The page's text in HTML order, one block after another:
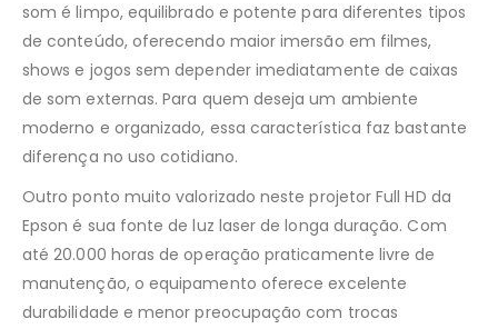
som é limpo, equilibrado e potente para diferentes tipos
de conteúdo, oferecendo maior imersão em filmes,
shows e jogos sem depender imediatamente de caixas
de som externas. Para quem deseja um ambiente
moderno e organizado, essa característica faz bastante
diferença no uso cotidiano.
Outro ponto muito valorizado neste projetor Full HD da
Epson é sua fonte de luz laser de longa duração. Com
até 20.000 horas de operação praticamente livre de
manutenção, o equipamento oferece excelente
durabilidade e menor preocupação com trocas